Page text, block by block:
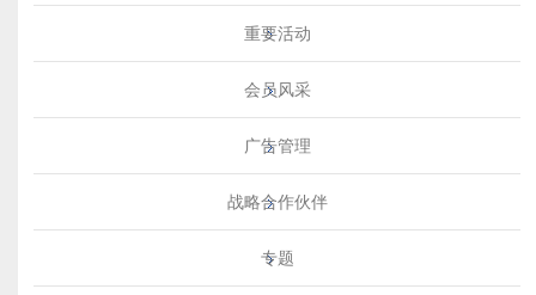
重要活动
会员风采
广告管理
战略合作伙伴
专题